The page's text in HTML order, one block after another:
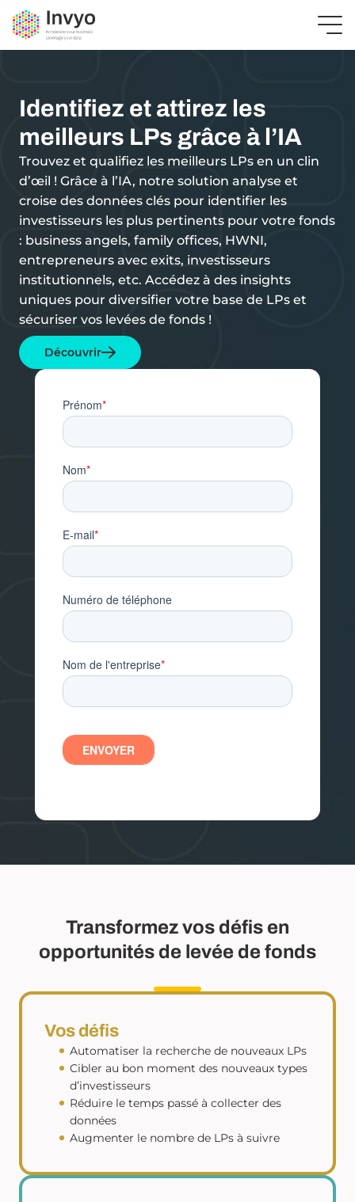
Identifiez et attirez les
meilleurs LPs grâce à l’IA
Trouvez et qualifiez les meilleurs LPs en un clin
d’œil ! Grâce à l’IA, notre solution analyse et
croise des données clés pour identifier les
investisseurs les plus pertinents pour votre fonds
: business angels, family offices, HWNI,
entrepreneurs avec exits, investisseurs
institutionnels, etc. Accédez à des insights
uniques pour diversifier votre base de LPs et
sécuriser vos levées de fonds !
Découvrir
Transformez vos défis en
opportunités de levée de fonds
Vos défis
Automatiser la recherche de nouveaux LPs
Cibler au bon moment des nouveaux types
d’investisseurs
Réduire le temps passé à collecter des
données
Augmenter le nombre de LPs à suivre